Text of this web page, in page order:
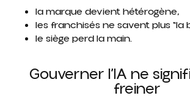
la marque devient hétérogène,
les franchisés ne savent plus “la
le siège perd la main.
Gouverner l’IA ne
freiner